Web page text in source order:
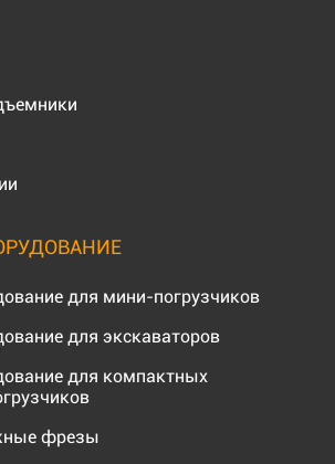
для мини-погрузчиков
для экскаваторов
для компактных
фрезы